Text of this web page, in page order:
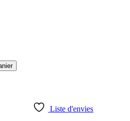
Liste d'envies